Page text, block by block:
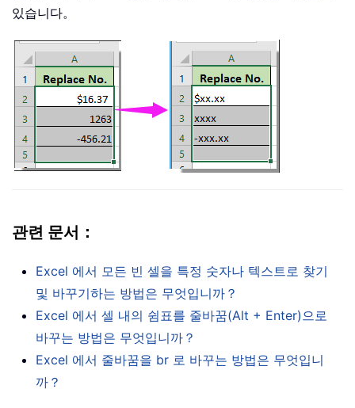
있습니다。
관련 문서：
Excel 에서 모든 빈 셀을 특정 숫자나 텍스트로 찾기
및 바꾸기하는 방법은 무엇입니까？
Excel 에서 셀 내의 쉼표를 줄바꿈(Alt + Enter)으로
바꾸는 방법은 무엇입니까？
Excel 에서 줄바꿈을 br 로 바꾸는 방법은 무엇입니
까？